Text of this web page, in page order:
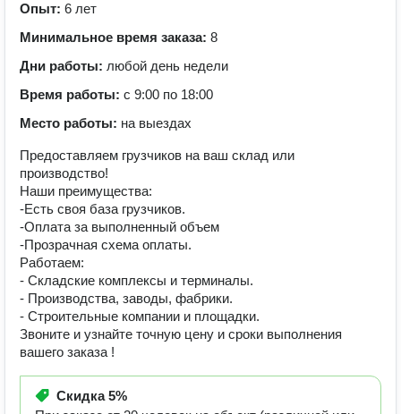
Опыт: 6 лет
Минимальное время заказа: 8
Дни работы: любой день недели
Время работы: с 9:00 по 18:00
Место работы: на выездах
Предоставляем грузчиков на ваш склад или
производство!
Наши преимущества:
-Есть своя база грузчиков.
-Оплата за выполненный объем
-Прозрачная схема оплаты.
Работаем:
- Складские комплексы и терминалы.
- Производства, заводы, фабрики.
- Строительные компании и площадки.
Звоните и узнайте точную цену и сроки выполнения
вашего заказа !
Скидка5%